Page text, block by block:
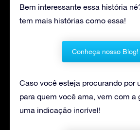
Bem interessante essa história
tem mais histórias como essa!
Conheça nosso Blog!
Caso você esteja procurando por
para quem você ama, vem com a
uma indicação incrível!